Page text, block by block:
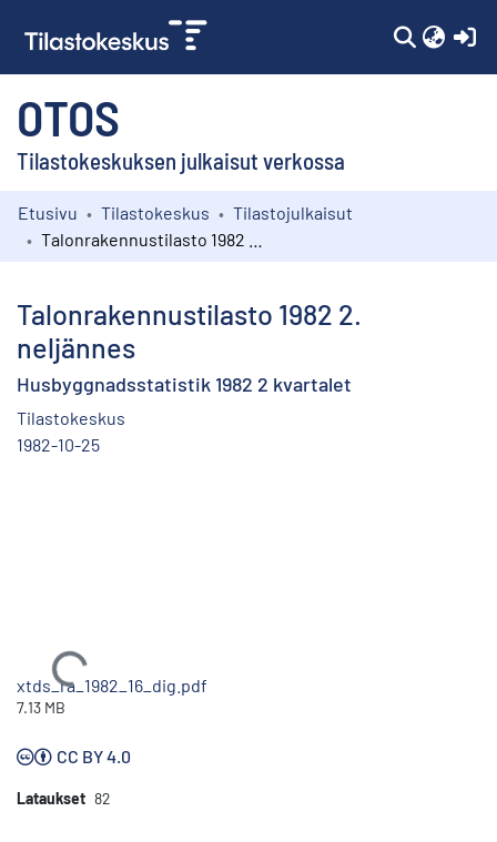
OTOS
Tilastokeskuksen julkaisut verkossa
Kokoelmat
Etusivu Tilastokeskus
Tilastojulkaisut
Talonrakennustilasto 1982 2.
neljännes
Husbyggnadsstatistik 1982 2 kvartalet
Tilastokeskus
1982-10-25
Ladataan...
xtds_ra_1982_16_dig.pdf
7.13 MB
CC BY 4.0
Lataukset 82